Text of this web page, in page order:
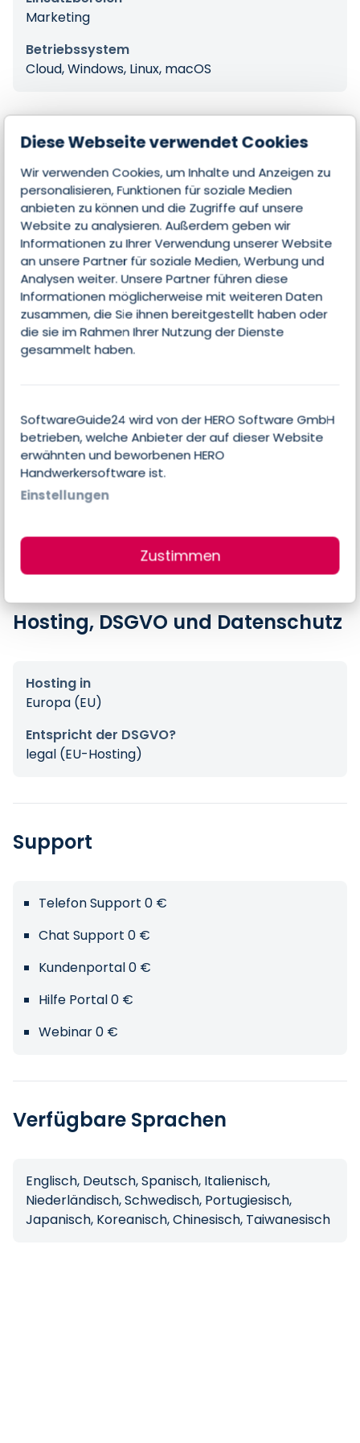
Diese Webseite verwendet Cookies
Wir verwenden Cookies, um Inhalte und Anzeigen zu
personalisieren, Funktionen für soziale Medien
anbieten zu können und die Zugriffe auf unsere
Website zu analysieren. Außerdem geben wir
Informationen zu Ihrer Verwendung unserer Website
an unsere Partner für soziale Medien, Werbung und
Analysen weiter. Unsere Partner führen diese
Informationen möglicherweise mit weiteren Daten
zusammen, die Sie ihnen bereitgestellt haben oder
die sie im Rahmen Ihrer Nutzung der Dienste
gesammelt haben.
SoftwareGuide24 wird von der HERO Software GmbH
betrieben, welche Anbieter der auf dieser Website
erwähnten und beworbenen HERO
Handwerkersoftware ist.
Einstellungen
Zustimmen
Marketing
Betriebssystem
Cloud, Windows, Linux, macOS
Features
Lead-Scoring
Analyse
Kollaboration
Marketing-Automatisierung
Errechneter Preis pro Person & Monat
2.000,00 €
2.000,00 € pro Organisation & Monat
Hosting, DSGVO und Datenschutz
Hosting in
Europa (EU)
Entspricht der DSGVO?
legal (EU-Hosting)
Support
Telefon Support 0 €
Chat Support 0 €
Kundenportal 0 €
Hilfe Portal 0 €
Webinar 0 €
Verfügbare Sprachen
Englisch, Deutsch, Spanisch, Italienisch,
Niederländisch, Schwedisch, Portugiesisch,
Japanisch, Koreanisch, Chinesisch, Taiwanesisch